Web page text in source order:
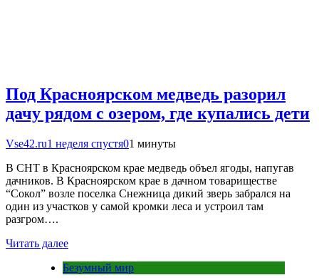
Под Красноярском медведь разорил
дачу рядом с озером, где купались дети
Vse42.ru1 неделя спустя01 минуты
В СНТ в Красноярском крае медведь объел ягоды, напугав
дачников. В Красноярском крае в дачном товариществе
“Сокол” возле поселка Снежница дикий зверь забрался на
один из участков у самой кромки леса и устроил там
разгром….
Читать далее
Безумный мир